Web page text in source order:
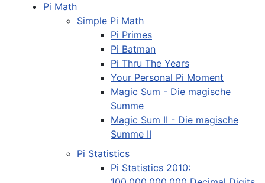
Pi Math
Simple Pi Math
Pi Primes
Pi Batman
Pi Thru The Years
Your Personal Pi Moment
Magic Sum - Die magische
Summe
Magic Sum II - Die magische
Summe II
Pi Statistics
Pi Statistics 2010: